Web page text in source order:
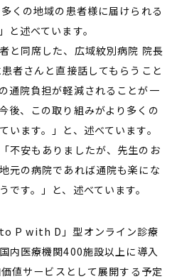
くの地域の患者様に届けられる
述べています。
と同席した、広域紋別病院 院長
者さんと直接話してもらうこと
通院負担が軽減されることが一
後、この取り組みがより多くの
ます。」と、述べています。
不安もありましたが、先生のお
元の病院であれば通院も楽にな
です。」と、述べています。
P with D」型オンライン診療
内医療機関400施設以上に導入
値サービスとして展開する予定